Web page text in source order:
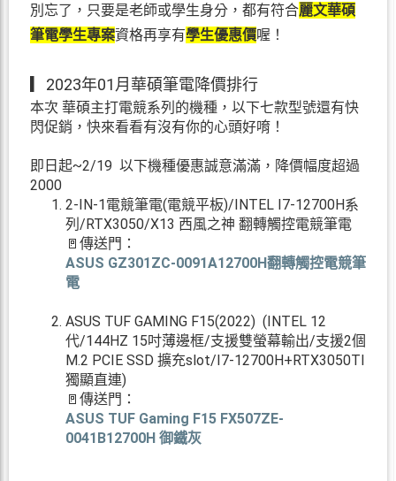
別忘了，只要是老師或學生身分，都有符合麗文華碩
筆電學生專案資格再享有學生優惠價喔！
▎2023年01月華碩筆電降價排行
本次 華碩主打電競系列的機種，以下七款型號還有快
閃促銷，快來看看有沒有你的心頭好唷！
即日起~2/19 以下機種優惠誠意滿滿，降價幅度超過
2000
2-IN-1電競筆電(電競平板)/INTEL I7-12700H系
列/RTX3050/X13 西風之神 翻轉觸控電競筆電
🚪傳送門：
ASUS GZ301ZC-0091A12700H翻轉觸控電競筆
電
ASUS TUF GAMING F15(2022) (INTEL 12
代/144HZ 15吋薄邊框/支援雙螢幕輸出/支援2個
M.2 PCIE SSD 擴充slot/I7-12700H+RTX3050TI
獨顯直連)
🚪傳送門：
ASUS TUF Gaming F15 FX507ZE-
0041B12700H 御鐵灰